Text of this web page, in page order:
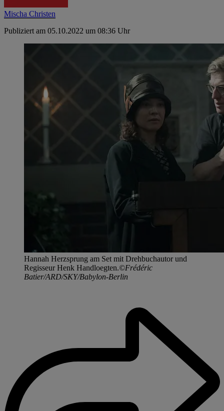
Mischa Christen
Publiziert am 05.10.2022 um 08:36 Uhr
Hannah Herzsprung am Set mit Drehbuchautor und
Regisseur Henk Handloegten.©Frédéric
Batier/ARD/SKY/Babylon-Berlin